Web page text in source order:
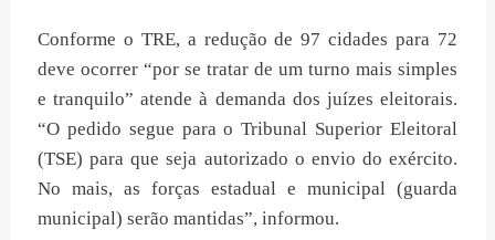
Conforme o TRE, a redução de 97 cidades para 72
deve ocorrer “por se tratar de um turno mais simples
e tranquilo” atende à demanda dos juízes eleitorais.
“O pedido segue para o Tribunal Superior Eleitoral
(TSE) para que seja autorizado o envio do exército.
No mais, as forças estadual e municipal (guarda
municipal) serão mantidas”, informou.